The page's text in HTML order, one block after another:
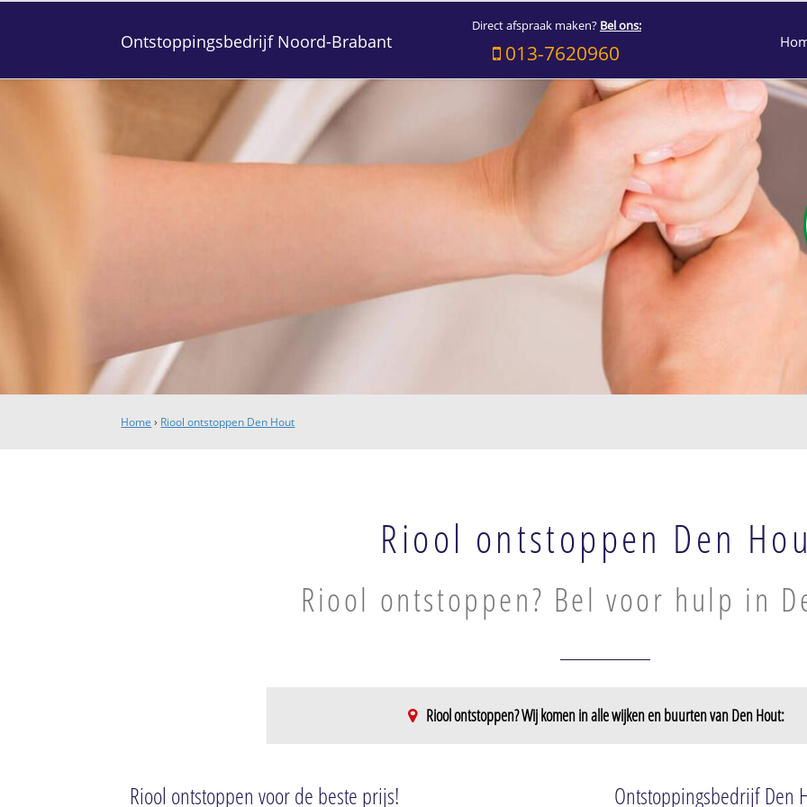
Ontstoppingsbedrijf Noord-Brabant
Direct afspraak maken? Bel ons:
013-7620960
Home › Riool ontstoppen Den Hout
Riool ontstoppen Den
Riool ontstoppen? Bel voor hulp in
Riool ontstoppen? Wij komen in alle wijken en buurten van Den Hout:
Riool ontstoppen voor de beste prijs! Ontstoppingsbedrijf Den